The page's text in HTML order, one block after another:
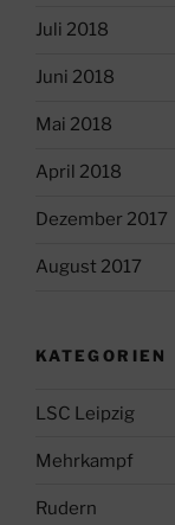
Juli 2018
Juni 2018
Mai 2018
April 2018
Dezember 2017
August 2017
KATEGORIEN
LSC Leipzig
Mehrkampf
Rudern